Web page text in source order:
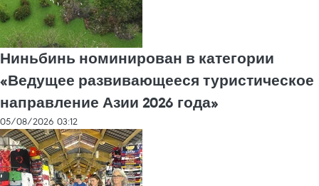
Ниньбинь номинирован в категории
«Ведущее развивающееся туристическое
направление Азии 2026 года»
05/08/2026 03:12